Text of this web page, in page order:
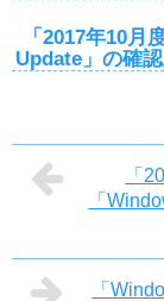
「2017年10
Update」の確
「
「
「